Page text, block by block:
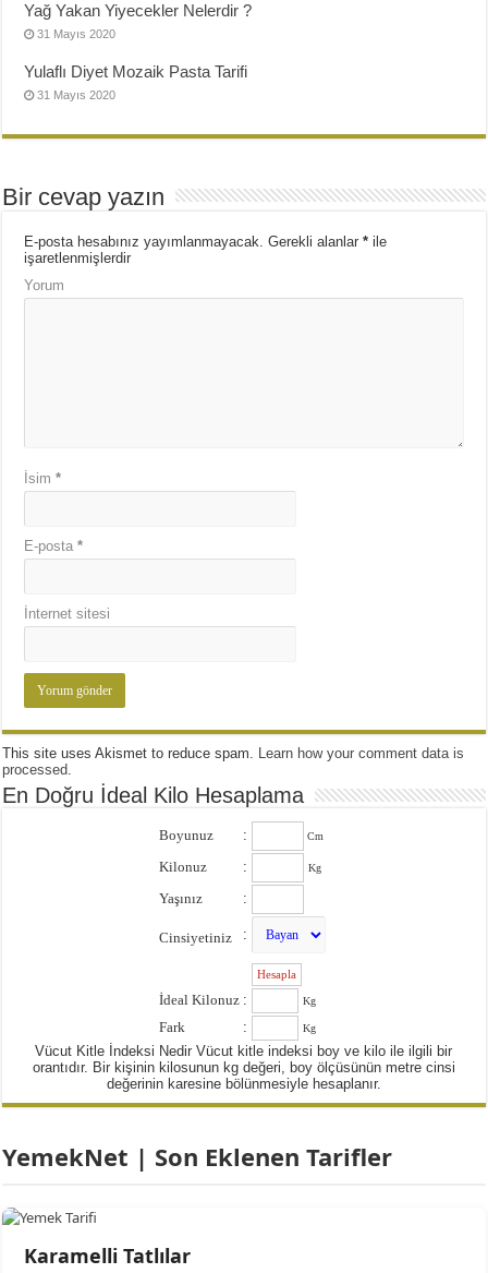
Yağ Yakan Yiyecekler Nelerdir ?
31 Mayıs 2020
Yulaflı Diyet Mozaik Pasta Tarifi
31 Mayıs 2020
Bir cevap yazın
E-posta hesabınız yayımlanmayacak. Gerekli alanlar* ile
işaretlenmişlerdir
Yorum
İsim*
E-posta*
İnternet sitesi
This site uses Akismet to reduce spam. Learn how your comment data is
processed.
En Doğru İdeal Kilo Hesaplama
Boyunuz : Cm
Kilonuz : Kg
Yaşınız :
Cinsiyetiniz :
İdeal Kilonuz : Kg
Fark : Kg
Vücut Kitle İndeksi Nedir Vücut kitle indeksi boy ve kilo ile ilgili bir
orantıdır. Bir kişinin kilosunun kg değeri, boy ölçüsünün metre cinsi
değerinin karesine bölünmesiyle hesaplanır.
YemekNet | Son Eklenen Tarifler
Karamelli Tatlılar